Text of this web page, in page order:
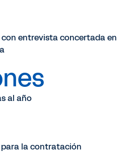
entrevista concertada en
al año
la contratación